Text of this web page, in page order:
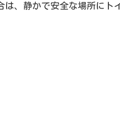
、静かで安全な場所にト